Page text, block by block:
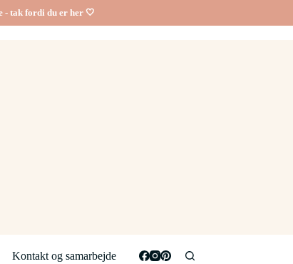
- tak fordi du er her 🤍
Kontakt og samarbejde